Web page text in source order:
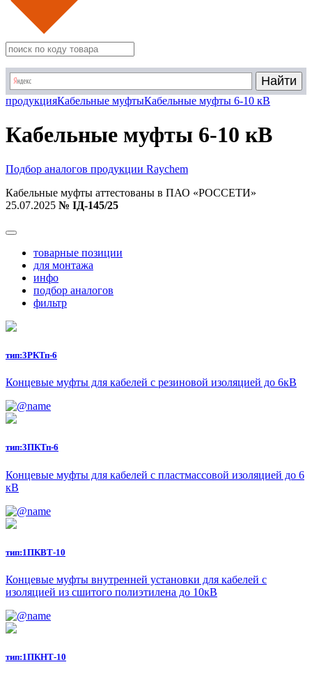
продукцияКабельные муфтыКабельные муфты 6-10 кВ
Кабельные муфты 6-10 кВ
Подбор аналогов продукции Raychem
Кабельные муфты аттестованы в ПАО «РОССЕТИ»
25.07.2025 № IД-145/25
товарные позиции
для монтажа
инфо
подбор аналогов
фильтр
тип:3РКТп-6
Концевые муфты для кабелей с резиновой изоляцией до 6кВ
тип:3ПКТп-6
Концевые муфты для кабелей с пластмассовой изоляцией до 6
кВ
тип:1ПКВТ-10
Концевые муфты внутренней установки для кабелей с
изоляцией из сшитого полиэтилена до 10кВ
тип:1ПКНТ-10